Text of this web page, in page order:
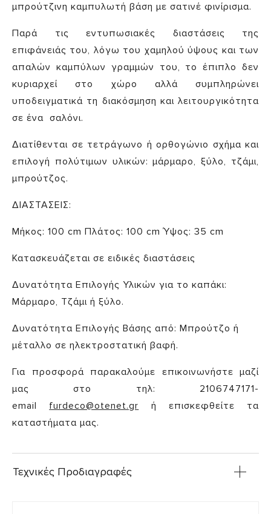
μπρούτζινη καμπυλωτή βάση με σατινέ φινίρισμα.
Παρά τις εντυπωσιακές διαστάσεις της
επιφάνειάς του, λόγω του χαμηλού ύψους και των
απαλών καμπύλων γραμμών του, το έπιπλο δεν
κυριαρχεί στο χώρο αλλά συμπληρώνει
υποδειγματικά τη διακόσμηση και λειτουργικότητα
σε ένα σαλόνι.
Διατίθενται σε τετράγωνο ή ορθογώνιο σχήμα και
επιλογή πολύτιμων υλικών: μάρμαρο, ξύλο, τζάμι,
μπρούτζος.
ΔΙΑΣΤΑΣΕΙΣ:
Μήκος: 100 cm Πλάτος: 100 cm Ύψος: 35 cm
Κατασκευάζεται σε ειδικές διαστάσεις
Δυνατότητα Επιλογής Υλικών για το καπάκι:
Μάρμαρο, Τζάμι ή ξύλο.
Δυνατότητα Επιλογής Βάσης από: Μπρούτζο ή
μέταλλο σε ηλεκτροστατική βαφή.
Για προσφορά παρακαλούμε επικοινωνήστε μαζί
μας στο τηλ: 2106747171-
email furdeco@otenet.gr ή επισκεφθείτε τα
καταστήματα μας.
Τεχνικές Προδιαγραφές